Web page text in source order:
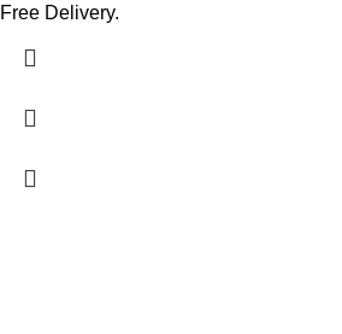
Free Delivery.